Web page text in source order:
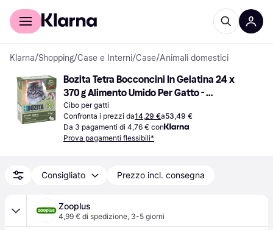
Per il tuo shopping
Klarna/Shopping/Case e Interni/Case/Animali domestici
Bozita Tetra Bocconcini In Gelatina 24 x
370 g Alimento Umido Per Gatto -
Coniglio
Cibo per gatti
Confronta i prezzi da14,29 €a53,49 €
Da 3 pagamenti di 4,76 € con
Prova pagamenti flessibili*
Consigliato Prezzo incl. consegna
Zooplus
4,99 € di spedizione, 3-5 giorni